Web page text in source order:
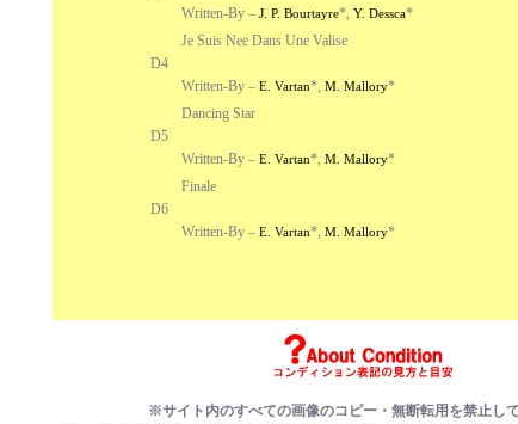
Written-By – J. P. Bourtayre*, Y. Dessca*
D4
Je Suis Nee Dans Une Valise
Written-By – E. Vartan*, M. Mallory*
D5
Dancing Star
Written-By – E. Vartan*, M. Mallory*
D6
Finale
Written-By – E. Vartan*, M. Mallory*
※サイト内のすべての画像のコピー・無断転用を禁止し